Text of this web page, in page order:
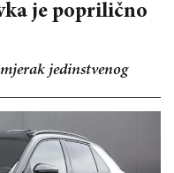
je poprilično
jedinstvenog